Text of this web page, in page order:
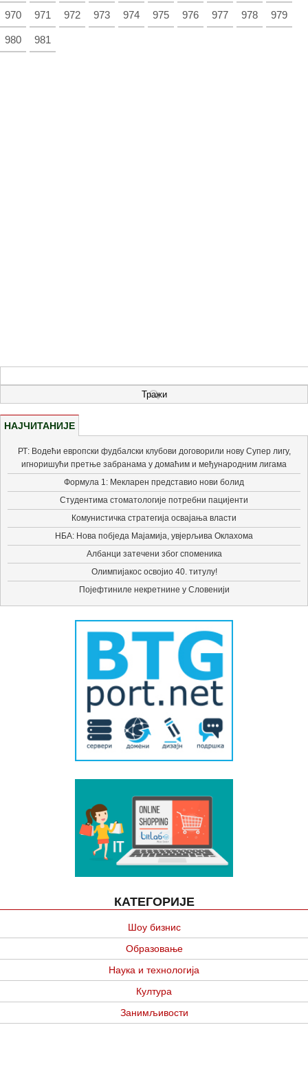
970 971 972 973 974 975 976 977 978 979
980 981
НАЈЧИТАНИЈЕ
РТ: Водећи европски фудбалски клубови договорили нову Супер лигу,
игноришући претње забранама у домаћим и међународним лигама
Формула 1: Мекларен представио нови болид
Студентима стоматологије потребни пацијенти
Комунистичка стратегија освајања власти
НБА: Нова побједа Мајамија, увјерљива Оклахома
Албанци затечени због споменика
Олимпијакос освојио 40. титулу!
Појефтиниле некретнине у Словенији
КАТЕГОРИЈЕ
Шоу бизнис
Образовање
Наука и технологија
Култура
Занимљивости